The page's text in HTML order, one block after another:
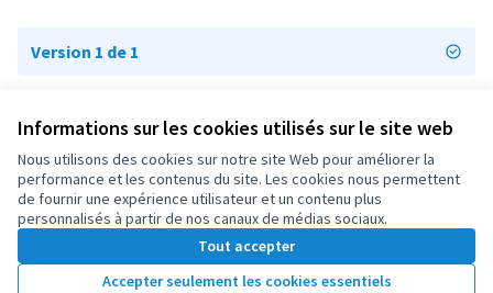
Informations sur les cookies utilisés sur le site web
Nous utilisons des cookies sur notre site Web pour améliorer la
performance et les contenus du site. Les cookies nous permettent
de fournir une expérience utilisateur et un contenu plus
personnalisés à partir de nos canaux de médias sociaux.
Tout accepter
Accepter seulement les cookies essentiels
Version 1 de 1
Conditions d'utilisation
Paramètres des cookies
OIDP sur X
(Lien externe)
OIDP sur Facebook
(Lien externe)
OIDP sur YouTube
(Lien externe)
Français
Choose languageChoisir la langueElegir el idioma